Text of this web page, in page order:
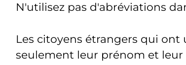
N'utilisez pas d'abréviations
Les citoyens étrangers qui
seulement leur prénom et